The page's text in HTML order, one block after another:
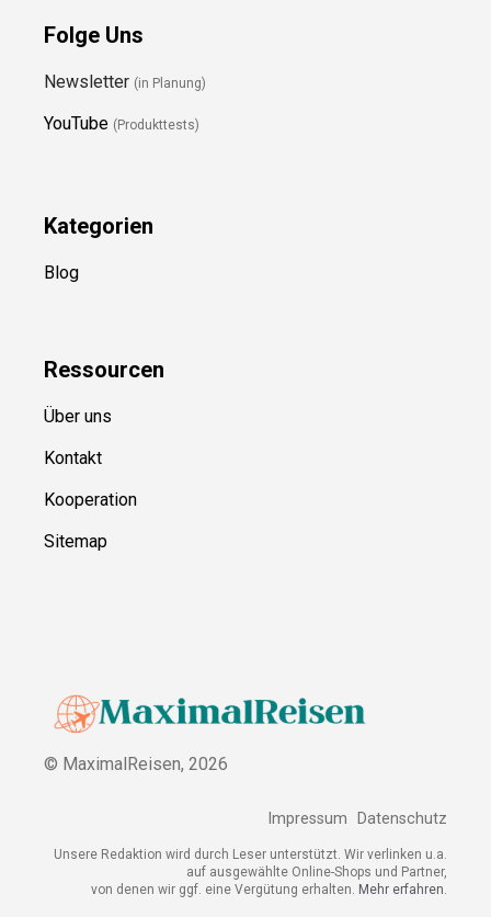
Folge Uns
Newsletter (in Planung)
YouTube (Produkttests)
Kategorien
Blog
Ressourcen
Über uns
Kontakt
Kooperation
Sitemap
© MaximalReisen, 2026
Impressum Datenschutz
Unsere Redaktion wird durch Leser unterstützt. Wir verlinken u.a.
auf ausgewählte Online-Shops und Partner,
von denen wir ggf. eine Vergütung erhalten. Mehr erfahren.